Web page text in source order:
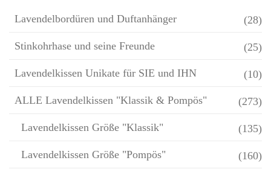
Lavendelbordüren und Duftanhänger (28)
Stinkohrhase und seine Freunde (25)
Lavendelkissen Unikate für SIE und IHN (10)
ALLE Lavendelkissen "Klassik & Pompös" (273)
Lavendelkissen Größe "Klassik" (135)
Lavendelkissen Größe "Pompös" (160)